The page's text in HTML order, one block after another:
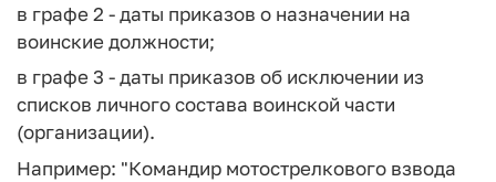
в графе 2 - даты приказов о назначении на
воинские должности;
в графе 3 - даты приказов об исключении из
списков личного состава воинской части
(организации).
Например: "Командир мотострелкового взвода